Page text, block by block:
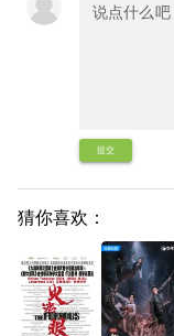
提交
猜你喜欢：